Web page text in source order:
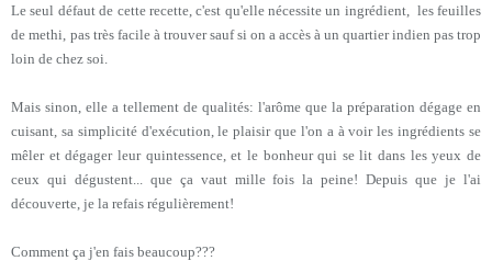
Le seul défaut de cette recette, c'est qu'elle nécessite un ingrédient, les feuilles
de methi, pas très facile à trouver sauf si on a accès à un quartier indien pas trop
loin de chez soi.
Mais sinon, elle a tellement de qualités: l'arôme que la préparation dégage en
cuisant, sa simplicité d'exécution, le plaisir que l'on a à voir les ingrédients se
mêler et dégager leur quintessence, et le bonheur qui se lit dans les yeux de
ceux qui dégustent... que ça vaut mille fois la peine! Depuis que je l'ai
découverte, je la refais régulièrement!
Comment ça j'en fais beaucoup???